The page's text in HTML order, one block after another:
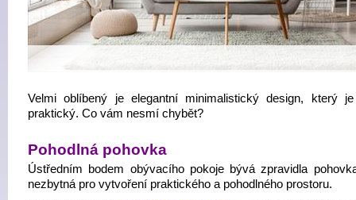
Velmi oblíbený je elegantní minimalistický design, který
praktický. Co vám nesmí chybět?
Pohodlná pohovka
Ústředním bodem obývacího pokoje bývá zpravidla
nezbytná pro vytvoření praktického a pohodlného prostoru.